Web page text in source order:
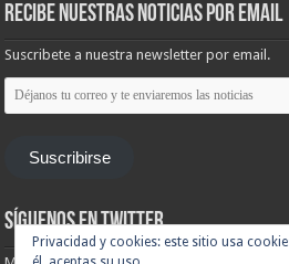
Recibe nuestras noticias por email
Suscribete a nuestra newsletter por email.
Déjanos
tu
correo
enviaremos
Suscribirse
Síguenos en Twitter
Privacidad y cookies: este sitio usa